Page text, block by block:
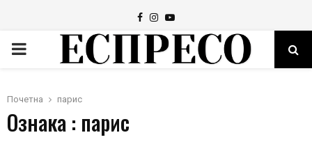
Facebook
Instagram
Youtube
PRIMARY
Почетна парис
Ознака : парис